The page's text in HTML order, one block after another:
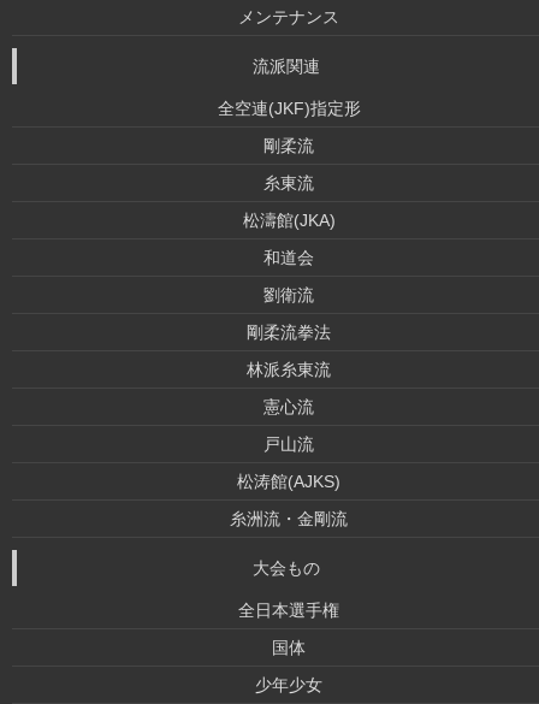
メンテナンス
流派関連
全空連(JKF)指定形
剛柔流
糸東流
松濤館(JKA)
和道会
劉衛流
剛柔流拳法
林派糸東流
憲心流
戸山流
松涛館(AJKS)
糸洲流・金剛流
大会もの
全日本選手権
国体
少年少女